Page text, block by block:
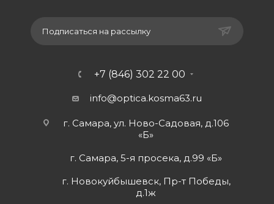
Подписаться на рассылку
+7 (846) 302 22 00
info@optica.kosma63.ru
г. Самара, ул. Ново-Садовая, д.106
«Б»
г. Самара, 5-я просека, д.99 «Б»
г. Новокуйбышевск, Пр-т Победы,
д.1ж